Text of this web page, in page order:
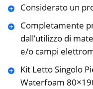
Considerato un
Completamente
dall’utilizzo di
e/o campi
Kit Letto Singolo
Waterfoam